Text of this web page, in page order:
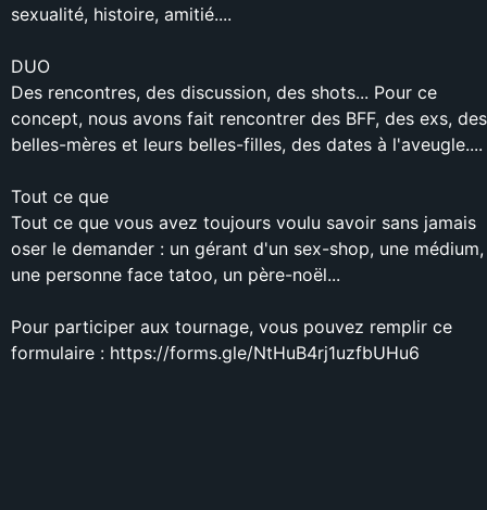
sexualité, histoire, amitié....
DUO
Des rencontres, des discussion, des shots... Pour ce
concept, nous avons fait rencontrer des BFF, des exs, des
belles-mères et leurs belles-filles, des dates à l'aveugle....
Tout ce que
Tout ce que vous avez toujours voulu savoir sans jamais
oser le demander : un gérant d'un sex-shop, une médium,
une personne face tatoo, un père-noël...
Pour participer aux tournage, vous pouvez remplir ce
formulaire : https://forms.gle/NtHuB4rj1uzfbUHu6